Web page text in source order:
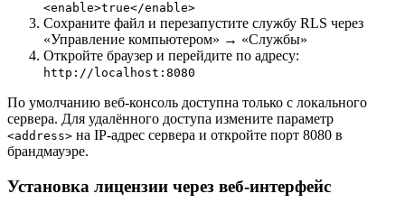
<enable>true</enable>
Сохраните файл и перезапустите службу RLS через
«Управление компьютером» → «Службы»
Откройте браузер и перейдите по адресу:
http://localhost:8080
По умолчанию веб-консоль доступна только с локального
сервера. Для удалённого доступа измените параметр
<address> на IP-адрес сервера и откройте порт 8080 в
брандмауэре.
Установка лицензии через веб-интерфейс